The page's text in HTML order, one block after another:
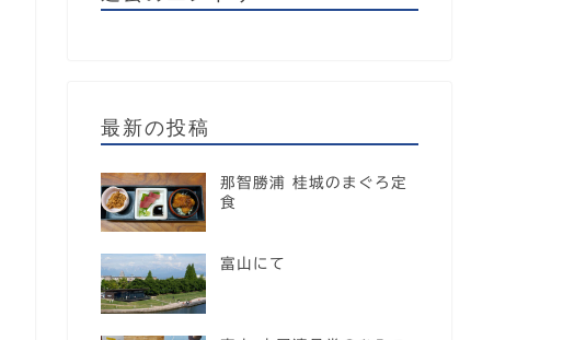
最新の投稿
那智勝浦 桂城のまぐろ定
食
富山にて